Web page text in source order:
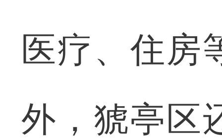
医疗、住房
外，猇亭区